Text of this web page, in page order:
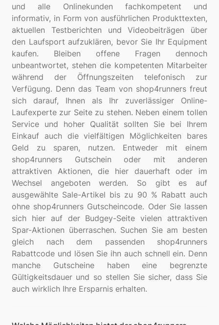
und alle Onlinekunden fachkompetent und
informativ, in Form von ausführlichen Produkttexten,
aktuellen Testberichten und Videobeiträgen über
den Laufsport aufzuklären, bevor Sie Ihr Equipment
kaufen. Bleiben offene Fragen dennoch
unbeantwortet, stehen die kompetenten Mitarbeiter
während der Öffnungszeiten telefonisch zur
Verfügung. Denn das Team von shop4runners freut
sich darauf, Ihnen als Ihr zuverlässiger Online-
Laufexperte zur Seite zu stehen. Neben einem tollen
Service und hoher Qualität sollten Sie bei Ihrem
Einkauf auch die vielfältigen Möglichkeiten bares
Geld zu sparen, nutzen. Entweder mit einem
shop4runners Gutschein oder mit anderen
attraktiven Aktionen, die hier dauerhaft oder im
Wechsel angeboten werden. So gibt es auf
ausgewählte Sale-Artikel bis zu 90 % Rabatt auch
ohne shop4runners Gutscheincode. Oder Sie lassen
sich hier auf der Budgey-Seite vielen attraktiven
Spar-Aktionen überraschen. Suchen Sie am besten
gleich nach dem passenden shop4runners
Rabattcode und lösen Sie ihn auch schnell ein. Denn
manche Gutscheine haben eine begrenzte
Gültigkeitsdauer und so stellen Sie sicher, dass Sie